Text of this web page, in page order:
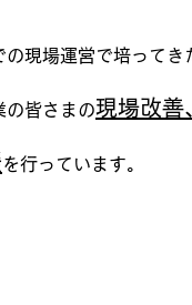
の現場運営で培って
の皆さまの現場改善
を行っています。